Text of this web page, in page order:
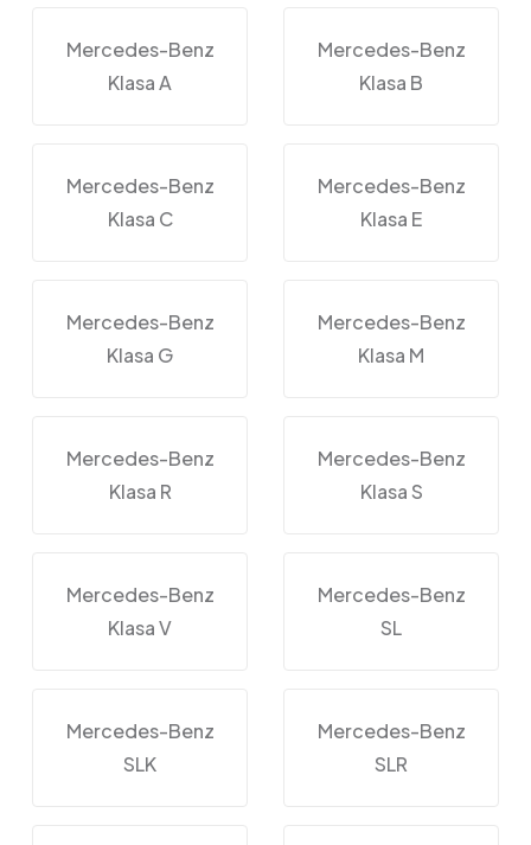
Mercedes-Benz
Klasa A
Mercedes-Benz
Klasa B
Mercedes-Benz
Klasa C
Mercedes-Benz
Klasa E
Mercedes-Benz
Klasa G
Mercedes-Benz
Klasa M
Mercedes-Benz
Klasa R
Mercedes-Benz
Klasa S
Mercedes-Benz
Klasa V
Mercedes-Benz
SL
Mercedes-Benz
SLK
Mercedes-Benz
SLR